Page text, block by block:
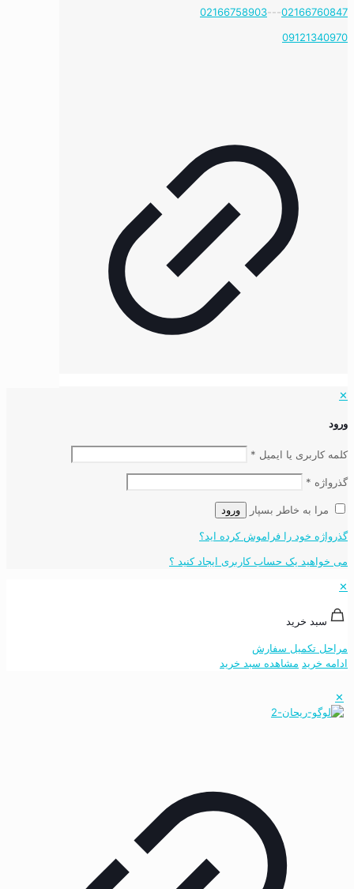
02166760847
---
02166758903
09121340970
✕
ورود
کلمه کاربری یا ایمیل *
گذرواژه *
مرا به خاطر بسپار ورود
گذرواژه خود را فراموش کرده اید؟
می خواهید یک حساب کاربری ایجاد کنید ؟
✕
سبد خرید
مراحل تکمیل سفارش
ادامه خرید مشاهده سبد خرید
✕